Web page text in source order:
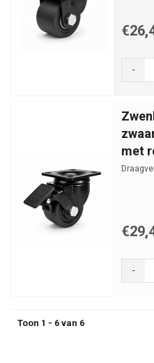
-
met
-
Toon 1 - 6 van 6